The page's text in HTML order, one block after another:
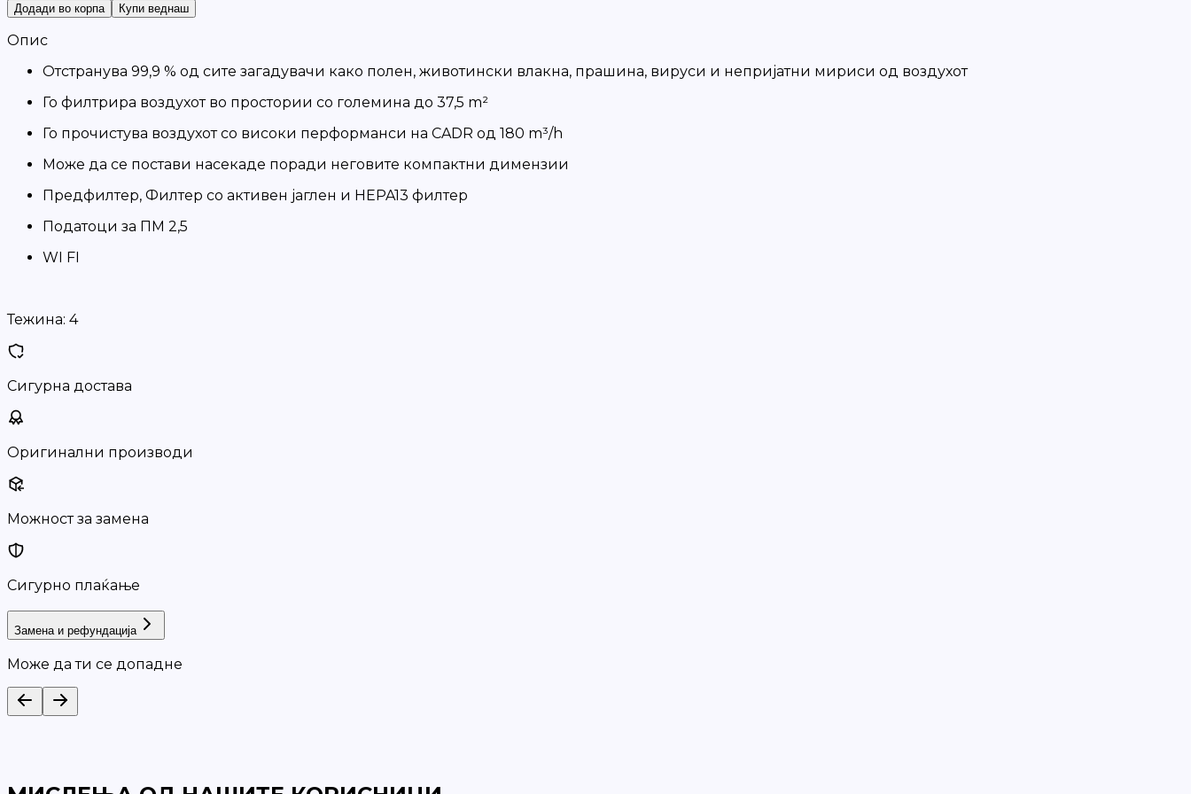
Додади во корпа Купи веднаш
Опис
Отстранува 99,9 % од сите загадувачи како полен, животински влакна, прашина, вируси и непријатни мириси од воздухот
Го филтрира воздухот во простории со големина до 37,5 m²
Го прочистува воздухот со високи перформанси на CADR од 180 m³/h
Може да се постави насекаде поради неговите компактни димензии
Предфилтер, Филтер со активен јаглен и HEPA13 филтер
Податоци за ПМ 2,5
WI FI
Тежина: 4
Сигурна достава
Оригинални производи
Можност за замена
Сигурно плаќање
Замена и рефундација
Може да ти се допадне